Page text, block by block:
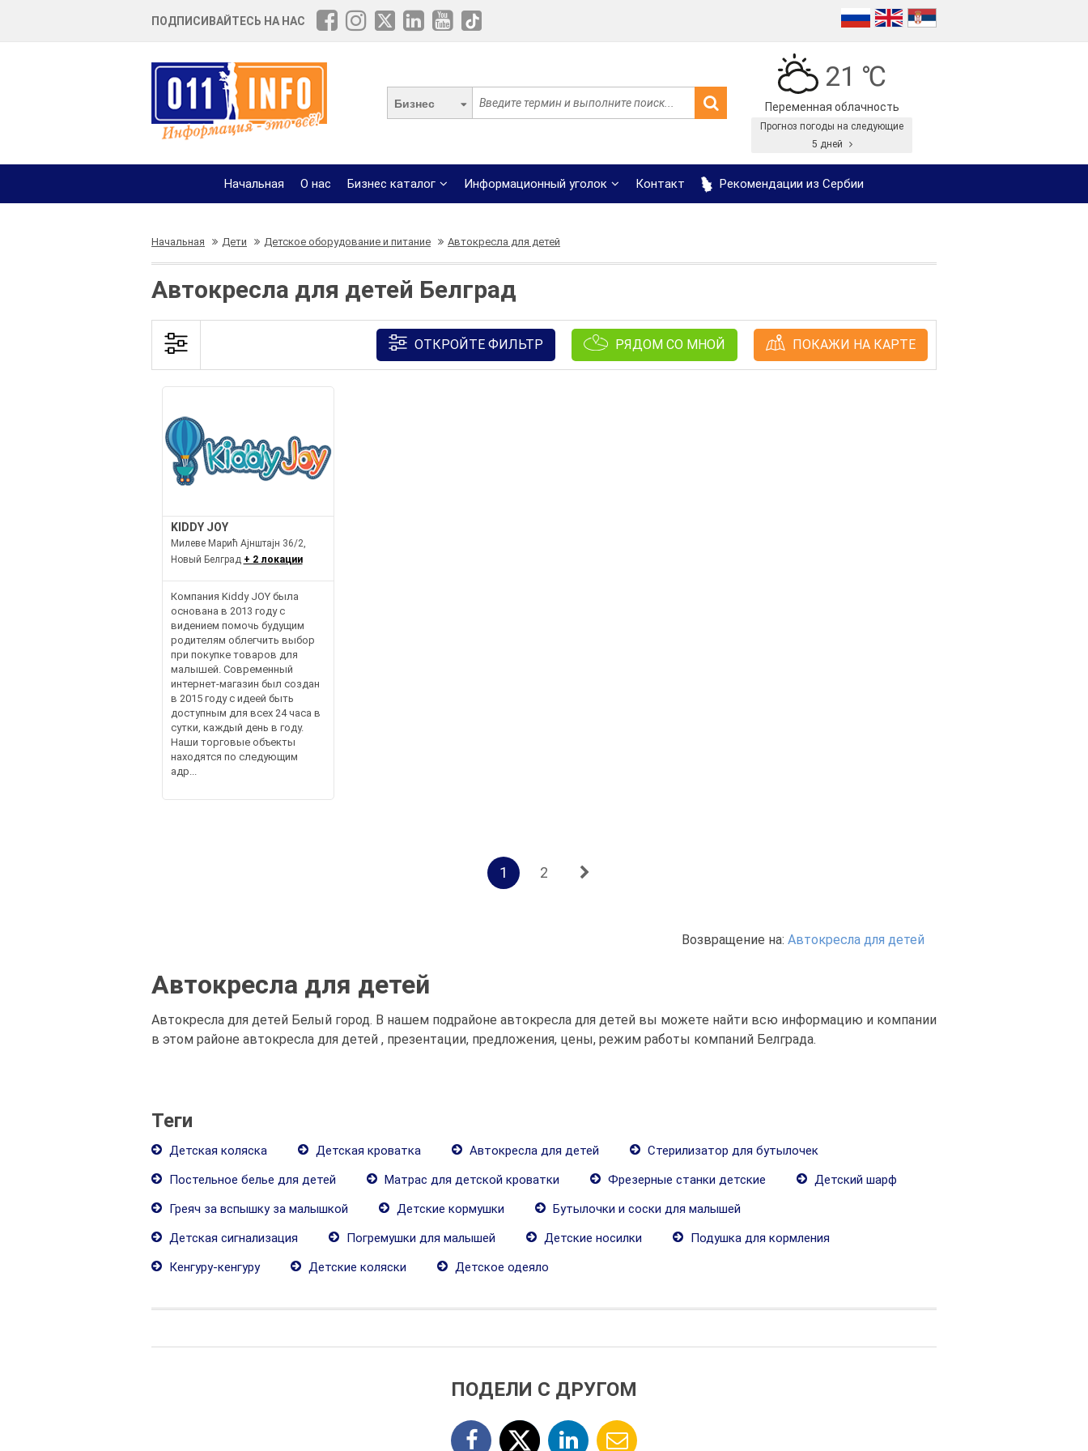
ПОДПИСИВАЙТЕСЬ НА НАС
Бизнес
21 ℃
Переменная облачность
Прогноз погоды на следующие
5 дней
Начальная О нас Бизнес каталог Информационный уголок Контакт Рекомендации из Сербии
Начальная Дети Детское оборудование и питание Автокресла для детей
Автокресла для детей Белград
ОТКРОЙТЕ ФИЛЬТР РЯДОМ СО МНОЙ ПОКАЖИ НА КАРТЕ
KIDDY JOY
Милеве Марић Ајнштајн 36/2,
Новый Белград + 2 локации
Компания Kiddy JOY была
основана в 2013 году с
видением помочь будущим
родителям облегчить выбор
при покупке товаров для
малышей. Современный
интернет-магазин был создан
в 2015 году с идеей быть
доступным для всех 24 часа в
сутки, каждый день в году.
Наши торговые объекты
находятся по следующим
адр...
1 2
Возвращение на: Автокресла для детей
Автокресла для детей
Автокресла для детей Белый город. В нашем подрайоне автокресла для детей вы можете найти всю информацию и компании
в этом районе автокресла для детей , презентации, предложения, цены, режим работы компаний Белграда.
Теги
Детская коляска Детская кроватка Автокресла для детей
Стерилизатор для бутылочек
Постельное белье для детей
Матрас для детской кроватки Фрезерные станки детские
Детский шарф
Греяч за вспышку за малышкой
Детские кормушки
Бутылочки и соски для малышей
Детская сигнализация
Погремушки для малышей Детские носилки
Подушка для кормления
Кенгуру-кенгуру
Детские коляски Детское одеяло
ПОДЕЛИ С ДРУГОМ